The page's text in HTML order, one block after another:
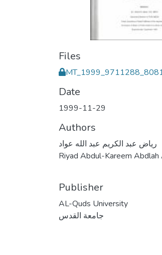
Files
Date
1999-11-29
Authors
رياض عبد الكريم عبد الله عواد
Riyad Abdul-Kareem
Publisher
AL-Quds University
جامعة القدس